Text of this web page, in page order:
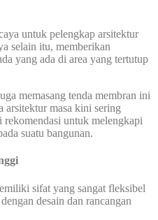
untuk pelengkap arsitektur
selain itu, memberikan
yang ada di area yang tertutup
memasang tenda membran ini
arsitektur masa kini sering
rekomendasi untuk melengkapi
suatu bangunan.
sifat yang sangat fleksibel
desain dan rancangan